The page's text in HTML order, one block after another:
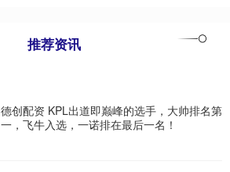
推荐资讯
德创配资 KPL出道即巅峰的选手，大帅排名第
一，飞牛入选，一诺排在最后一名！